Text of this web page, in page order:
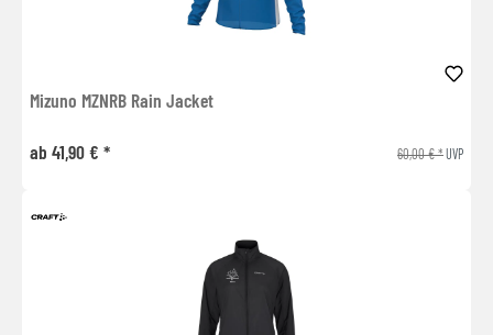
Mizuno MZNRB Rain Jacket
ab 41,90 € * 60,00 € *UVP